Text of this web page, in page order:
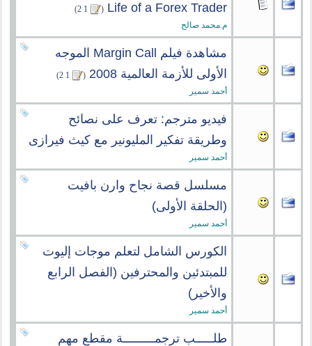
Life of a Forex Trader
‏
(
1
2
)
م.محمد صالح
مشاهدة فيلم Margin Call الموجه
الأولى للأزمة العالمية 2008
‏
(
1
2
)
أحمد سمير
فيديو مترجم: تعرف على نصائح
وطريقة تفكير المليونير مع كيث فيرازى
أحمد سمير
مسلسل قصة نجاح وارن بافيت
(الحلقة الأولى)
أحمد سمير
الكورس الشامل لتعلم موجات إليوت
للمبتدئين والمحترفين (الفصل الرابع
والأخير)
أحمد سمير
طلـــــب ترجمـــــــــة مقطع مهم